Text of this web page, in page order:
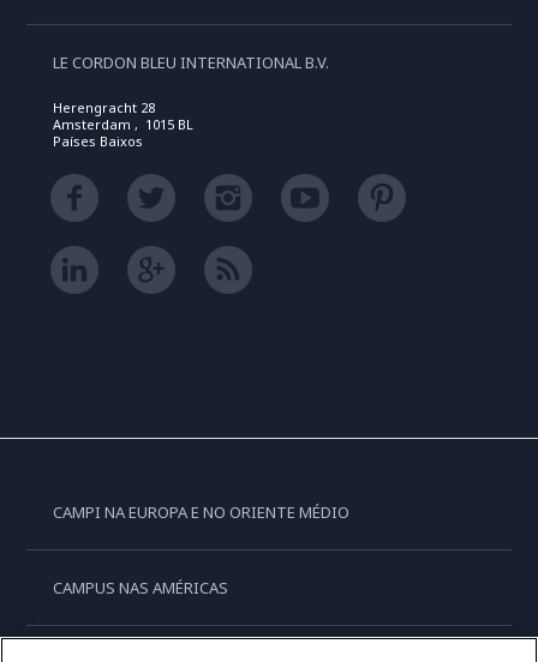
LE CORDON BLEU INTERNATIONAL B.V.
Herengracht 28
Amsterdam , 1015 BL
Países Baixos
CAMPI NA EUROPA E NO ORIENTE MÉDIO
CAMPUS NAS AMÉRICAS